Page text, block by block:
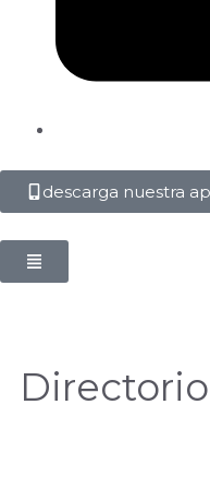
descarga nuestra